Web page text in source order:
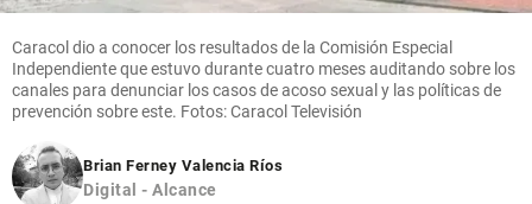
Caracol dio a conocer los resultados de la Comisión Especial
Independiente que estuvo durante cuatro meses auditando sobre los
canales para denunciar los casos de acoso sexual y las políticas de
prevención sobre este. Fotos: Caracol Televisión
Brian Ferney Valencia Ríos
Digital - Alcance